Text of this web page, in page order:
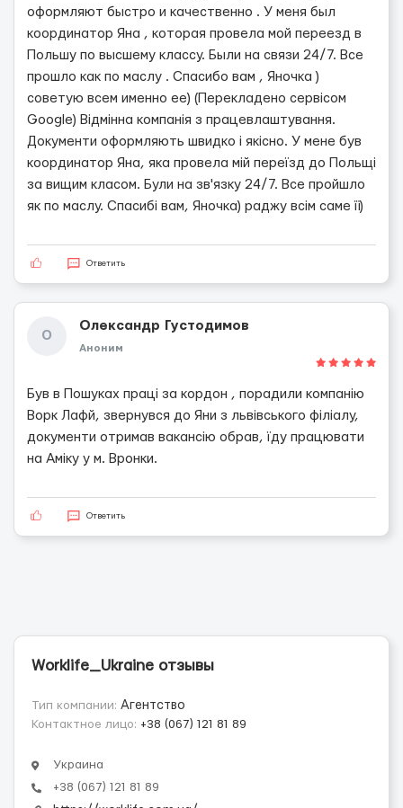
оформляют быстро и качественно . У меня был
координатор Яна , которая провела мой переезд в
Польшу по высшему классу. Были на связи 24/7. Все
прошло как по маслу . Спасибо вам , Яночка )
советую всем именно ее) (Перекладено сервісом
Google) Відмінна компанія з працевлаштування.
Документи оформляють швидко і якісно. У мене був
координатор Яна, яка провела мій переїзд до Польщі
за вищим класом. Були на зв'язку 24/7. Все пройшло
як по маслу. Спасибі вам, Яночка) раджу всім саме її)
Ответить
О
Олександр Густодимов
Аноним
Був в Пошуках праці за кордон , порадили компанію
Ворк Лафй, звернувся до Яни з львівського філіалу,
документи отримав вакансію обрав, їду працювати
на Аміку у м. Вронки.
Ответить
Worklife_Ukraine отзывы
Тип компании: Агентство
Контактное лицо: +38 (067) 121 81 89
Украина
+38 (067) 121 81 89